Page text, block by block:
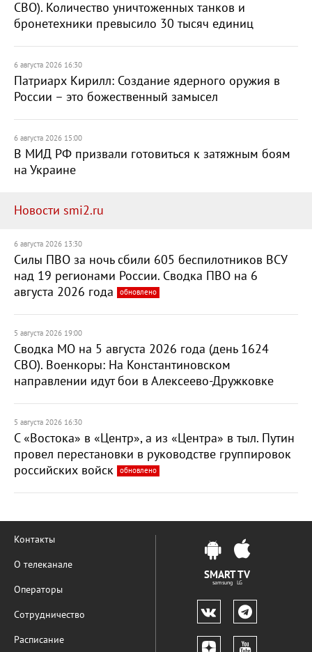
СВО). Количество уничтоженных танков и
бронетехники превысило 30 тысяч единиц
6 августа 2026 16:30
Патриарх Кирилл: Создание ядерного оружия в
России – это божественный замысел
6 августа 2026 15:00
В МИД РФ призвали готовиться к затяжным боям
на Украине
Новости smi2.ru
6 августа 2026 13:30
Силы ПВО за ночь сбили 605 беспилотников ВСУ
над 19 регионами России. Сводка ПВО на 6
августа 2026 года
обновлено
5 августа 2026 19:00
Сводка МО на 5 августа 2026 года (день 1624
СВО). Военкоры: На Константиновском
направлении идут бои в Алексеево-Дружковке
5 августа 2026 16:30
С «Востока» в «Центр», а из «Центра» в тыл. Путин
провел перестановки в руководстве группировок
российских войск
обновлено
Контакты
О телеканале
Операторы
Сотрудничество
Расписание
SMART TV
samsung LG